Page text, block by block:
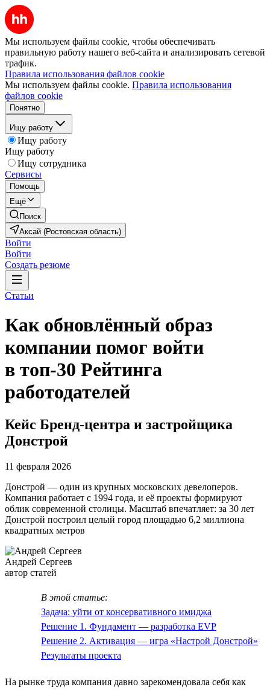
Мы используем файлы cookie, чтобы обеспечивать
правильную работу нашего веб-сайта и анализировать сетевой
трафик.
Правила использования файлов cookie
Мы используем файлы cookie. Правила использования
файлов cookie
Понятно
Ищу работу
Ищу работу
Ищу работу
Ищу сотрудника
Сервисы
Помощь
Ещё
Поиск
Аксай (Ростовская область)
Войти
Войти
Создать резюме
Статьи
Как обновлённый образ
компании помог войти
в топ-30 Рейтинга
работодателей
Кейс Бренд-центра и застройщика
Донстрой
11 февраля 2026
Донстрой — один из крупных московских девелоперов.
Компания работает с 1994 года, и её проекты формируют
облик современной столицы. Масштаб впечатляет: за 30 лет
Донстрой построил целый город площадью 6,2 миллиона
квадратных метров
Андрей Сергеев
автор статей
В этой статье:
Задача: уйти от консервативного имиджа
Решение 1. Фундамент — разработка EVP
Решение 2. Активация — игра «Настрой Донстрой»
Результаты проекта
На рынке труда компания давно зарекомендовала себя как